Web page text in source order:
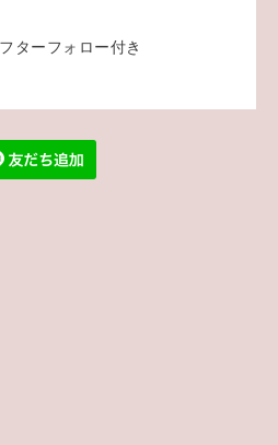
ターフォロー付き